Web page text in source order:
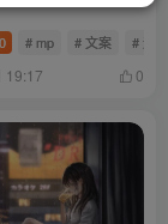
# mp # 文案 # 运营
19:17 0